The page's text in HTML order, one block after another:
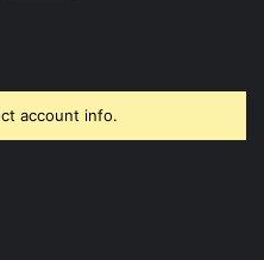
account info.